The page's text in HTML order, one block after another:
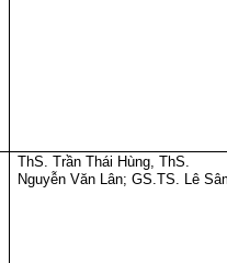
ThS. Trần Thái Hùng, ThS.
Nguyễn Văn Lân; GS.TS. Lê